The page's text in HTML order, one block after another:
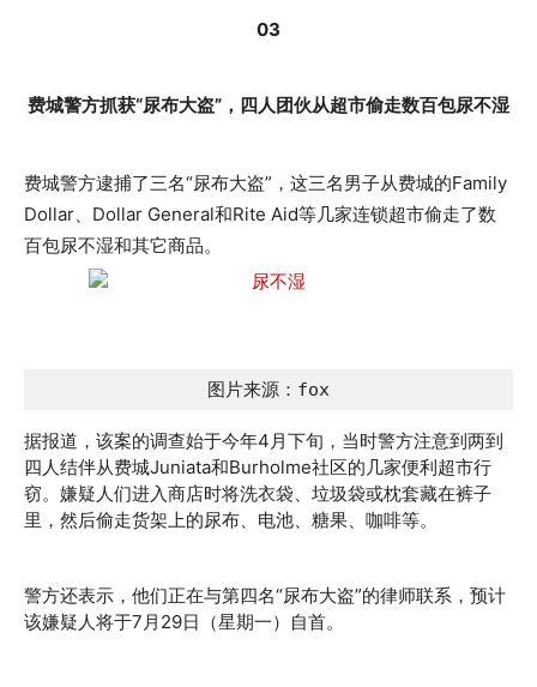
03
费城警方抓获“尿布大盗”，四人团伙从超市偷走数百包尿不湿
费城警方逮捕了三名“尿布大盗”，这三名男子从费城的Family
Dollar、Dollar General和Rite Aid等几家连锁超市偷走了数
百包尿不湿和其它商品。
图片来源：fox
据报道，该案的调查始于今年4月下旬，当时警方注意到两到
四人结伴从费城Juniata和Burholme社区的几家便利超市行
窃。嫌疑人们进入商店时将洗衣袋、垃圾袋或枕套藏在裤子
里，然后偷走货架上的尿布、电池、糖果、咖啡等。
警方还表示，他们正在与第四名“尿布大盗”的律师联系，预计
该嫌疑人将于7月29日（星期一）自首。